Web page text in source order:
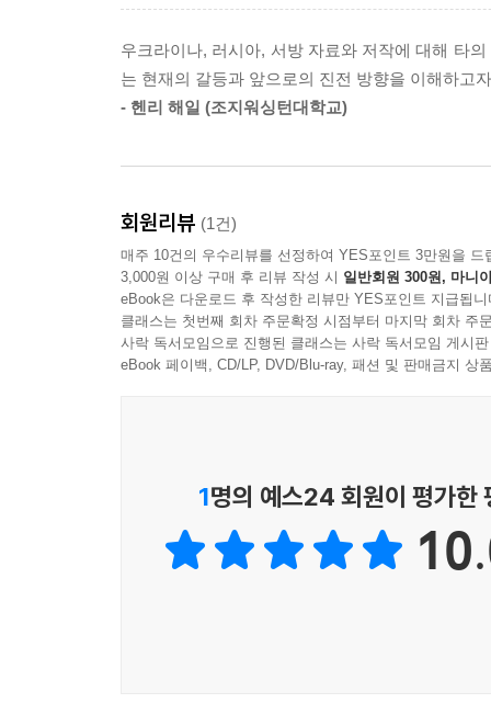
필독서이다.
2019 초판 이후 2023년 전면 개정판의 번역이다.
우크라이나, 러시아, 서방 자료와 저작에 대해 타
는 현재의 갈등과 앞으로의 진전 방향을 이해하고
- 헨리 해일 (조지워싱턴대학교)
회원리뷰 (1건)
매주 10건의 우수리뷰를 선정하여 YES포인트 3만원을 드
3,000원 이상 구매 후 리뷰 작성 시 일반회원 300원, 마니
eBook은 다운로드 후 작성한 리뷰만 YES포인트 지급됩니
클래스는 첫번째 회차 주문확정 시점부터 마지막 회차 주
사락 독서모임으로 진행된 클래스는 사락 독서모임 게시
eBook 페이백, CD/LP, DVD/Blu-ray, 패션 및 판매금지 상
1명의 예스24 회원이 평가한